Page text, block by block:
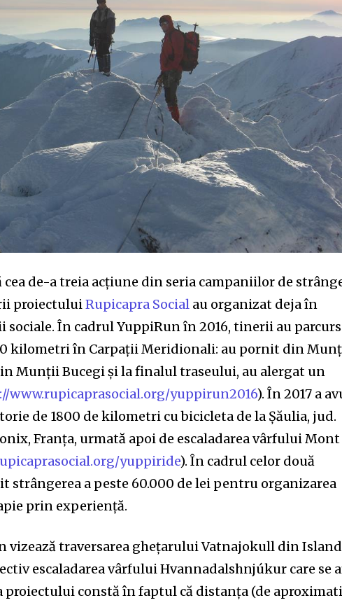
of
and be part
email address on our website or click
worry, we respect your privacy and
information is safe with us.
I've read and
cea de-a treia acțiune din seria campaniilor de
proiectuluiRupicapra Social au organizat deja în
sociale. În cadrul YuppiRun în 2016, tinerii au parcurs
kilometri în Carpații Meridionali: au pornit din
Munții Bucegi și la finalul traseului, au alergat un
www.rupicaprasocial.org/yuppirun2016). În 2017 a
de 1800 de kilometri cu bicicleta de la Șăulia, jud.
Franța, urmată apoi de escaladarea vârfului Mont
yuppiride). În cadrul celor două
strângerea a peste 60.000 de lei pentru organizarea
prin experiență.
vizează traversarea ghețarului Vatnajokull din
escaladarea vârfului Hvannadalshnjúkur care se
proiectului constă în faptul că distanța (de